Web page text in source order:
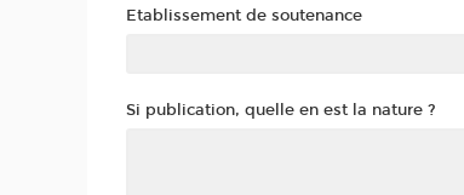
Etablissement de soutenance
Si publication, quelle en est la nature ?